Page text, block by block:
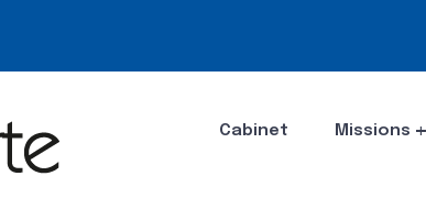
Cabinet Missions